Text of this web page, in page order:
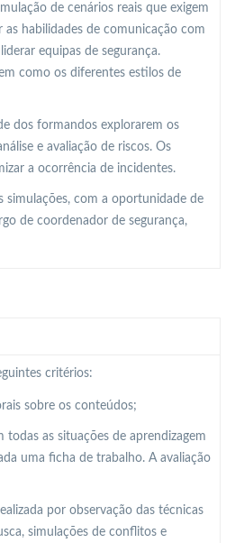
de cenários reais que exigem
habilidades de comunicação com
equipas de segurança.
como os diferentes estilos de
dos formandos explorarem os
e avaliação de riscos. Os
a ocorrência de incidentes.
com a oportunidade de
de coordenador de segurança,
critérios:
sobre os conteúdos;
as situações de aprendizagem
uma ficha de trabalho. A avaliação
por observação das técnicas
simulações de conflitos e